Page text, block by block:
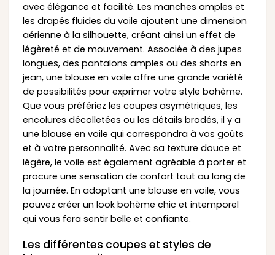
avec élégance et facilité. Les manches amples et
les drapés fluides du voile ajoutent une dimension
aérienne à la silhouette, créant ainsi un effet de
légèreté et de mouvement. Associée à des jupes
longues, des pantalons amples ou des shorts en
jean, une blouse en voile offre une grande variété
de possibilités pour exprimer votre style bohème.
Que vous préfériez les coupes asymétriques, les
encolures décolletées ou les détails brodés, il y a
une blouse en voile qui correspondra à vos goûts
et à votre personnalité. Avec sa texture douce et
légère, le voile est également agréable à porter et
procure une sensation de confort tout au long de
la journée. En adoptant une blouse en voile, vous
pouvez créer un look bohème chic et intemporel
qui vous fera sentir belle et confiante.
Les différentes coupes et styles de